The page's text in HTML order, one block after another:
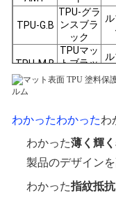
TPU-G.B
TPU-グラ
ンスブラ
ック
TPU-M.B
TPUマッ
トブラッ
ク
わかったわかったわ
わかった薄く輝
製品のデザイン
わかった指紋抵抗